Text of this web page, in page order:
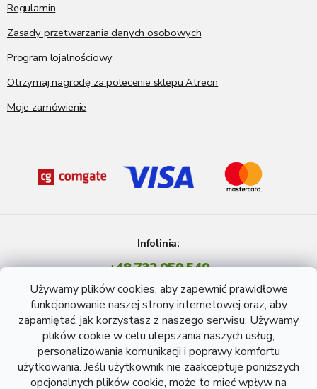
Używamy plików cookies, aby zapewnić prawidłowe
funkcjonowanie naszej strony internetowej oraz, aby
zapamiętać, jak korzystasz z naszego serwisu. Używamy
plików cookie w celu ulepszania naszych usług,
personalizowania komunikacji i poprawy komfortu
użytkowania. Jeśli użytkownik nie zaakceptuje poniższych
opcjonalnych plików cookie, może to mieć wpływ na
Regulamin
Zasady przetwarzania danych osobowych
Program lojalnościowy
Otrzymaj nagrodę za polecenie sklepu Atreon
Moje zamówienie
Infolinia:
+48 732 059 549
Pon - Pt: 8 - 15 godź.
info@atreon.pl